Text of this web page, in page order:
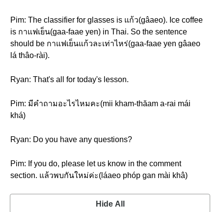
Pim: The classifier for glasses is แก้ว(gâaeo). Ice coffee
is กาแฟเย็น(gaa-faae yen) in Thai. So the sentence
should be กาแฟเย็นแก้วละเท่าไหร่(gaa-faae yen gâaeo
lá thâo-rài).
Ryan: That's all for today's lesson.
Pim: มีคำถามอะไรไหมคะ(mii kham-thăam a-rai mái
khá)
Ryan: Do you have any questions?
Pim: If you do, please let us know in the comment
section. แล้วพบกันใหม่ค่ะ(láaeo phóp gan mài khâ)
Hide All